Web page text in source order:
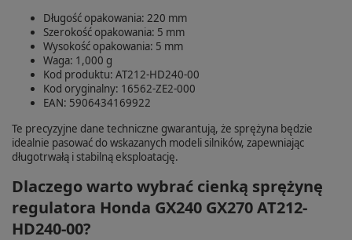
Długość opakowania: 220 mm
Szerokość opakowania: 5 mm
Wysokość opakowania: 5 mm
Waga: 1,000 g
Kod produktu: AT212-HD240-00
Kod oryginalny: 16562-ZE2-000
EAN: 5906434169922
Te precyzyjne dane techniczne gwarantują, że sprężyna będzie
idealnie pasować do wskazanych modeli silników, zapewniając
długotrwałą i stabilną eksploatację.
Dlaczego warto wybrać cienką sprężynę
regulatora Honda GX240 GX270 AT212-
HD240-00?